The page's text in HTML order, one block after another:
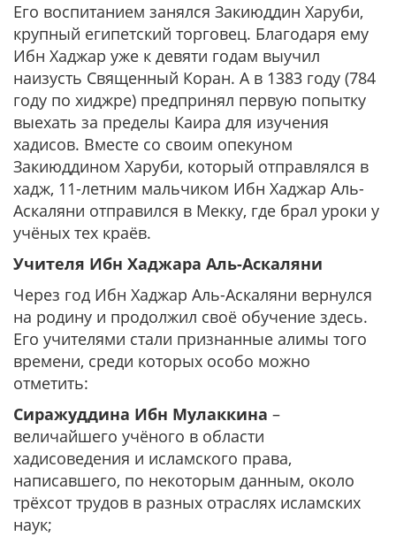
Его воспитанием занялся Закиюддин Харуби,
крупный египетский торговец. Благодаря ему
Ибн Хаджар уже к девяти годам выучил
наизусть Священный Коран. А в 1383 году (784
году по хиджре) предпринял первую попытку
выехать за пределы Каира для изучения
хадисов. Вместе со своим опекуном
Закиюддином Харуби, который отправлялся в
хадж, 11-летним мальчиком Ибн Хаджар Аль-
Аскаляни отправился в Мекку, где брал уроки у
учёных тех краёв.
Учителя Ибн Хаджара Аль-Аскаляни
Через год Ибн Хаджар Аль-Аскаляни вернулся
на родину и продолжил своё обучение здесь.
Его учителями стали признанные алимы того
времени, среди которых особо можно
отметить:
Сиражуддина Ибн Мулаккина –
величайшего учёного в области
хадисоведения и исламского права,
написавшего, по некоторым данным, около
трёхсот трудов в разных отраслях исламских
наук;